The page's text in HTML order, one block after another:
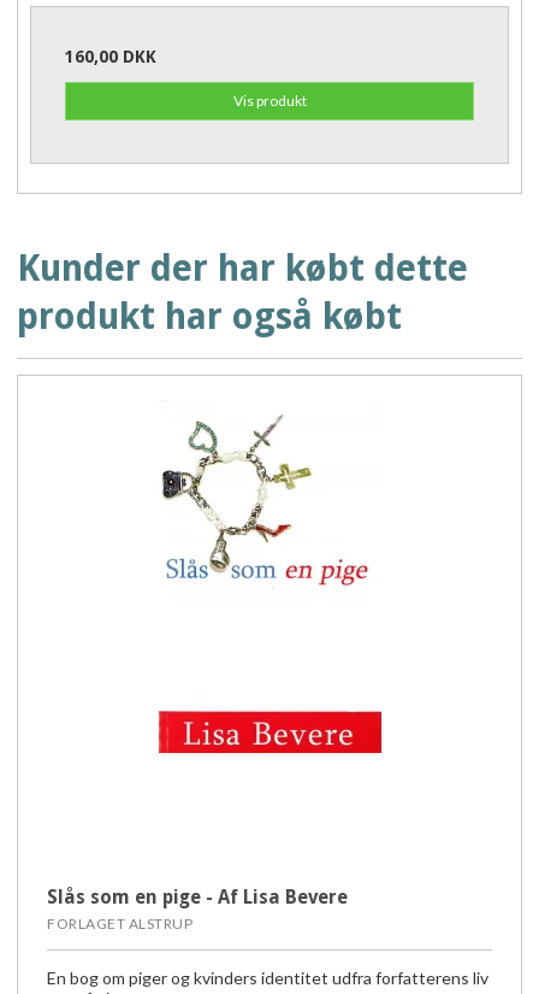
160,00 DKK
Vis produkt
Kunder der har købt dette
produkt har også købt
Slås som en pige - Af Lisa Bevere
FORLAGET ALSTRUP
En bog om piger og kvinders identitet udfra forfatterens liv